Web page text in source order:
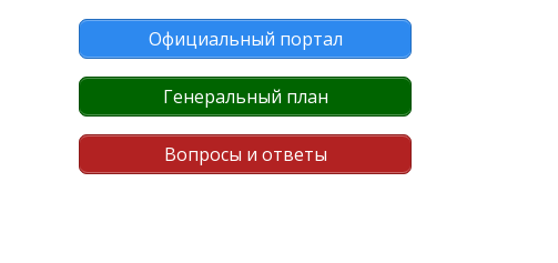
Официальный портал
Генеральный план
Вопросы и ответы